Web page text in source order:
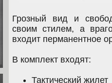
Грозный вид и
своим стилем, а
входит перманентное
В комплект входят:
Тактический жилет